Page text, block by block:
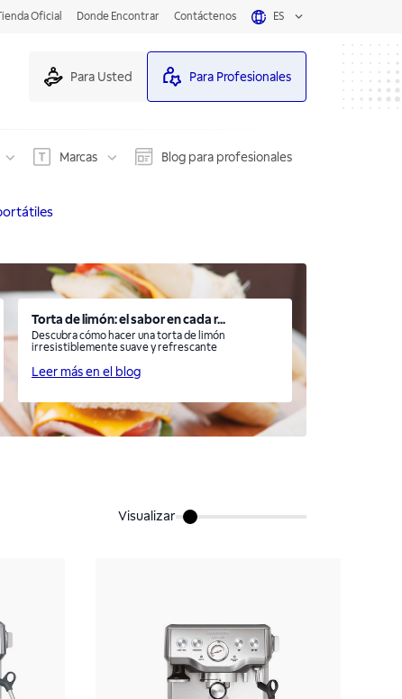
Oficial Donde Encontrar Contáctenos ES
Para Usted Para Profesionales
Marcas Blog para profesionales
Torta de limón: el sabor en cada r...
Descubra cómo hacer una torta de limón
irresistiblemente suave y refrescante
Leer más en el blog
Visualizar